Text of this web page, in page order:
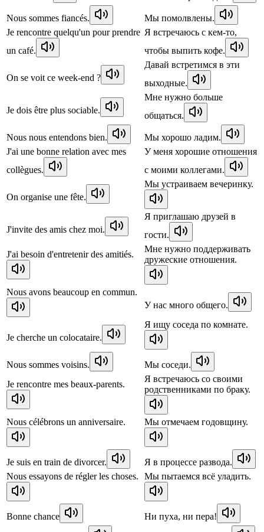
Nous sommes fiancés.
Мы помолвлены.
Je rencontre quelqu'un pour prendre
un café.
Я встречаюсь с кем-то,
чтобы выпить кофе.
On se voit ce week-end ?
Давай встретимся в эти
выходные.
Je dois être plus sociable.
Мне нужно больше
общаться.
Nous nous entendons bien.
Мы хорошо ладим.
J'ai une bonne relation avec mes
collègues.
У меня хорошие отношения
с моими коллегами.
On organise une fête.
Мы устраиваем вечеринку.
J'invite des amis chez moi.
Я приглашаю друзей в
гости.
J'ai besoin d'entretenir des amitiés.
Мне нужно поддерживать
дружеские отношения.
Nous avons beaucoup en commun.
У нас много общего.
Je cherche un colocataire.
Я ищу соседа по комнате.
Nous sommes voisins.
Мы соседи.
Je rencontre mes beaux-parents.
Я встречаюсь со своими
родственниками по браку.
Nous célébrons un anniversaire. Мы отмечаем годовщину.
Je suis en train de divorcer.
Я в процессе развода.
Nous essayons de régler les choses.
Мы пытаемся всё уладить.
Bonne chance Ни пуха, ни пера!